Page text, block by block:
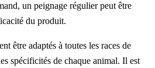
un peignage régulier peut être
du produit.
être adaptés à toutes les races de
spécificités de chaque animal. Il est